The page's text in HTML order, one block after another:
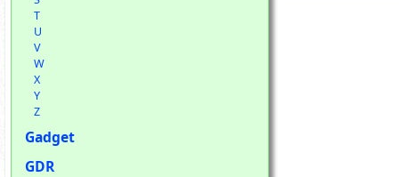
T
U
V
W
X
Y
Z
Gadget
GDR